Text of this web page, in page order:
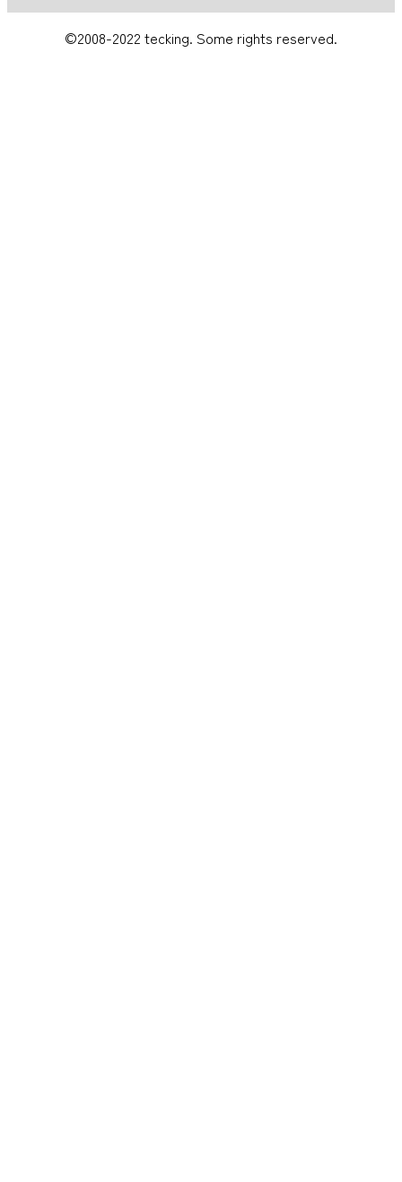
©2008-2022 tecking. Some rights reserved.